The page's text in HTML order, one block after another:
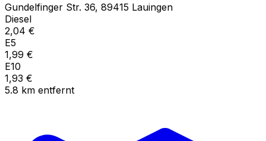
Gundelfinger Str. 36, 89415 Lauingen
Diesel
2,04 €
E5
1,99 €
E10
1,93 €
5.8 km entfernt